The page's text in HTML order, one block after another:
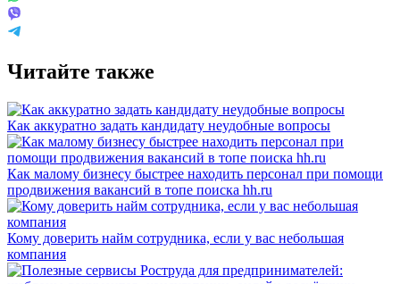
Читайте также
Как аккуратно задать кандидату неудобные вопросы
Как малому бизнесу быстрее находить персонал при помощи
продвижения вакансий в топе поиска hh.ru
Кому доверить найм сотрудника, если у вас небольшая
компания